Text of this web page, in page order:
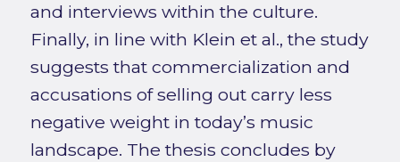
and interviews within the culture.
Finally, in line with Klein et al., the study
suggests that commercialization and
accusations of selling out carry less
negative weight in today’s music
landscape. The thesis concludes by